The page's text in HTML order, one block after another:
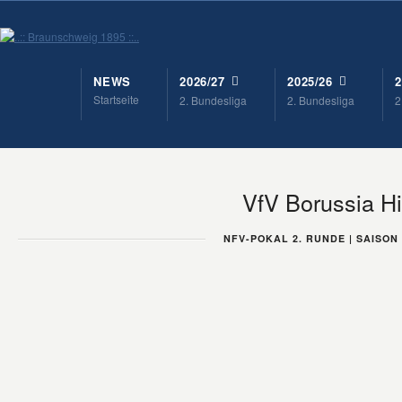
NEWS
Startseite
2026/27
2. Bundesliga
2025/26
2. Bundesliga
VfV Borussia
NFV-POKAL 2. RUNDE |